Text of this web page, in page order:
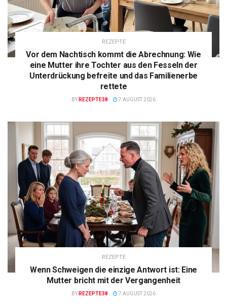
REZEPTE
Vor dem Nachtisch kommt die Abrechnung: Wie
eine Mutter ihre Tochter aus den Fesseln der
Unterdrückung befreite und das Familienerbe
rettete
BY REZEPTE38 7 AUGUST 2026
REZEPTE
Wenn Schweigen die einzige Antwort ist: Eine
Mutter bricht mit der Vergangenheit
BY REZEPTE38 7 AUGUST 2026